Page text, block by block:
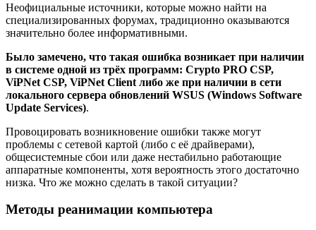
Неофициальные источники, которые можно найти на
специализированных форумах, традиционно оказываются
значительно более информативными.
Было замечено, что такая ошибка возникает при наличии
в системе одной из трёх программ: Crypto PRO CSP,
ViPNet CSP, ViPNet Client либо же при наличии в сети
локального сервера обновлений WSUS (Windows Software
Update Services).
Провоцировать возникновение ошибки также могут
проблемы с сетевой картой (либо с её драйверами),
общесистемные сбои или даже нестабильно работающие
аппаратные компоненты, хотя вероятность этого достаточно
низка. Что же можно сделать в такой ситуации?
Методы реанимации компьютера